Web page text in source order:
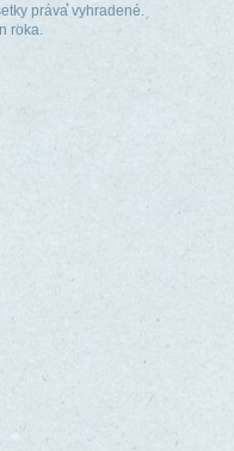
práva vyhradené.
roka.